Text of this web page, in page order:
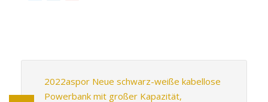
2022aspor Neue schwarz-weiße kabellose
Powerbank mit großer Kapazität,